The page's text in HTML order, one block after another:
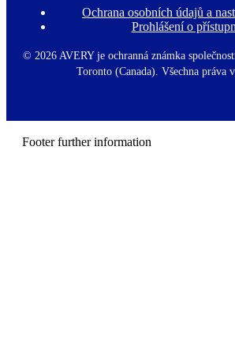
F
o
t
e
Ochrana osobních údajů a
Prohlášení o
© 2026 AVERY je ochranná známka
Toronto (Canada). Všechna práva
Footer further information